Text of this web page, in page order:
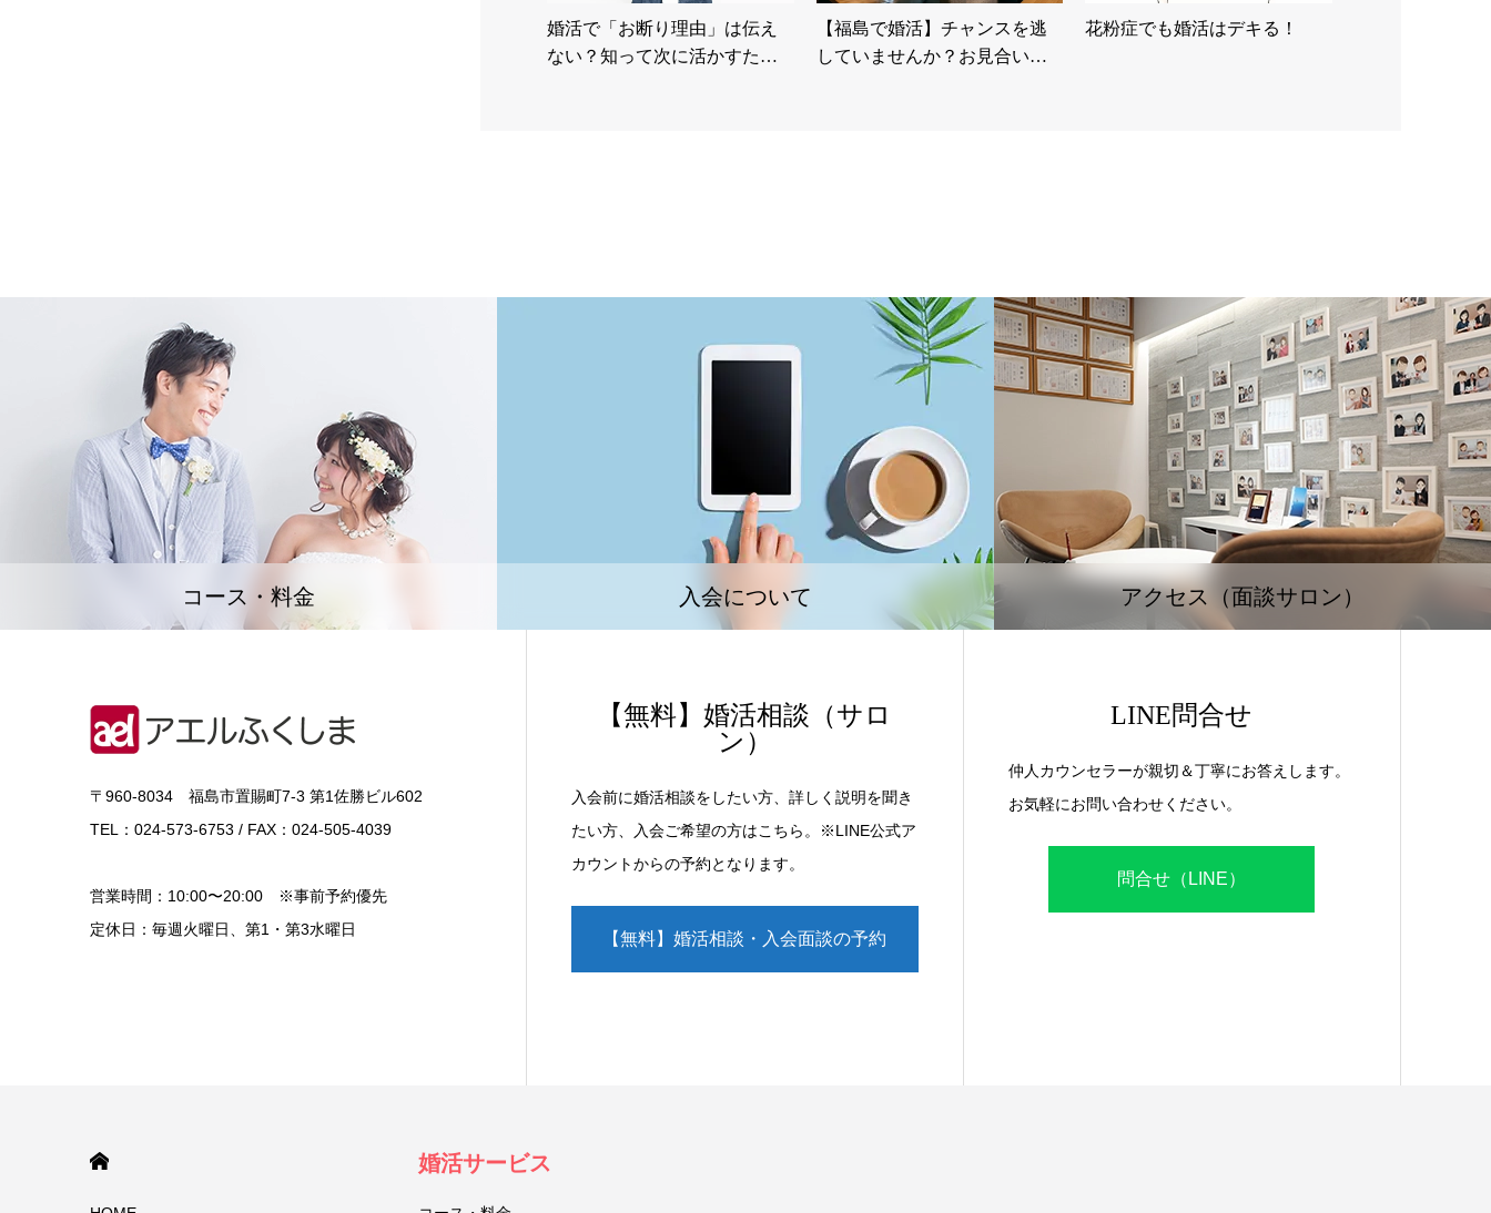
婚活で「お断り理由」は伝え
ない？知って次に活かすた…
【福島で婚活】チャンスを逃
していませんか？お見合い…
花粉症でも婚活はデキる！
コース・料金 入会について アクセス（面談サロン）
〒960-8034 福島市置賜町7-3 第1佐勝ビル602
TEL：024-573-6753 / FAX：024-505-4039
営業時間：10:00〜20:00 ※事前予約優先
定休日：毎週火曜日、第1・第3水曜日
【無料】婚活相談（サロ
ン）
入会前に婚活相談をしたい方、詳しく説明を聞き
たい方、入会ご希望の方はこちら。※LINE公式ア
カウントからの予約となります。
【無料】婚活相談・入会面談の予約
LINE問合せ
仲人カウンセラーが親切＆丁寧にお答えします。
お気軽にお問い合わせください。
問合せ（LINE）
婚活サービス